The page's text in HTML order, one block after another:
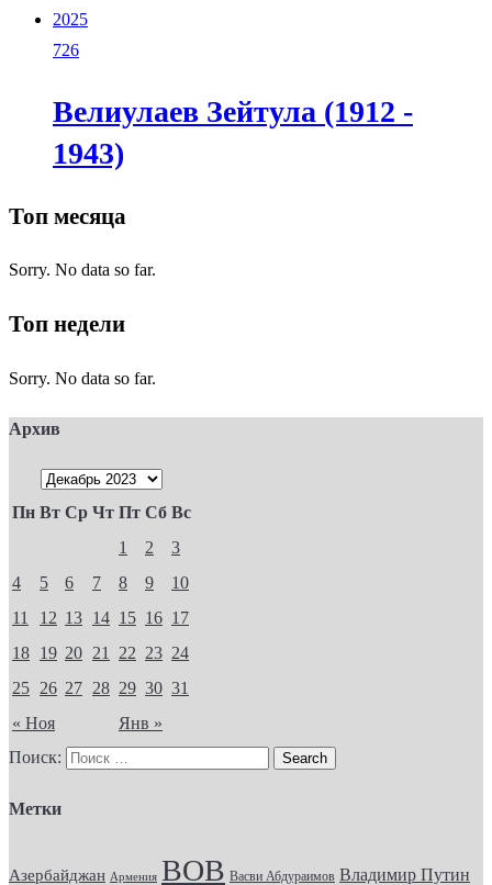
2025
726
Велиулаев Зейтула (1912 -
1943)
Топ месяца
Sorry. No data so far.
Топ недели
Sorry. No data so far.
Архив
Пн Вт Ср Чт Пт Сб Вс
« Ноя Янв »
1 2
3
4
5 6 7 8 9
10
11
12 13 14 15 16 17
18 19 20 21 22 23 24
25 26 27 28 29 30 31
Поиск:
Метки
Азербайджан Армения ВОВ Васви Абдураимов Владимир Путин